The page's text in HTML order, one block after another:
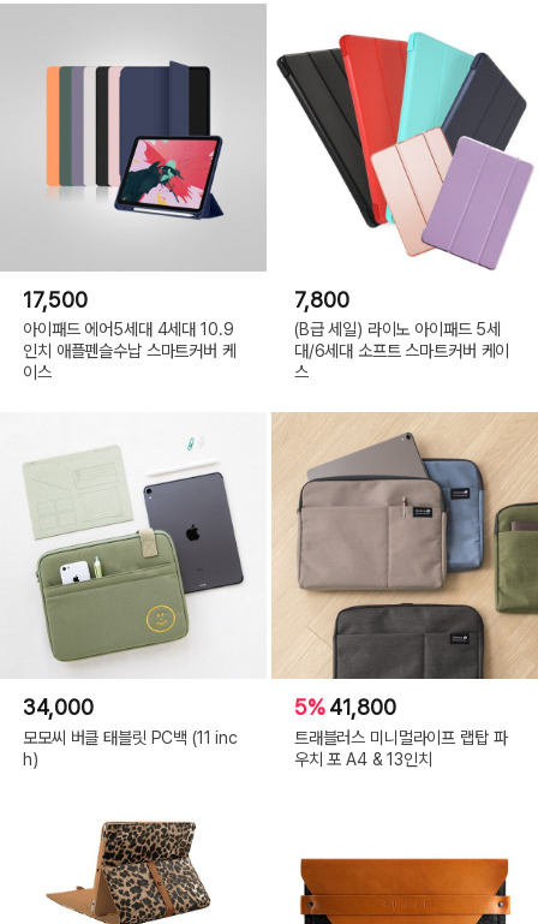
17,500
아이패드 에어5세대 4세대 10.9
인치 애플펜슬수납 스마트커버 케
이스
7,800
(B급 세일) 라이노 아이패드 5세
대/6세대 소프트 스마트커버 케이
스
34,000
모모씨 버클 태블릿 PC백 (11 inc
h)
5%41,800
트래블러스 미니멀라이프 랩탑 파
우치 포 A4 & 13인치